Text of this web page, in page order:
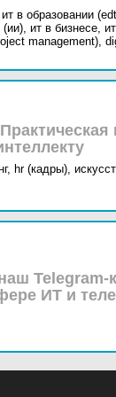
ит в образовании
(ии), ит в бизнесе,
management),
hr (кадры),
Telegram-
ИТ и